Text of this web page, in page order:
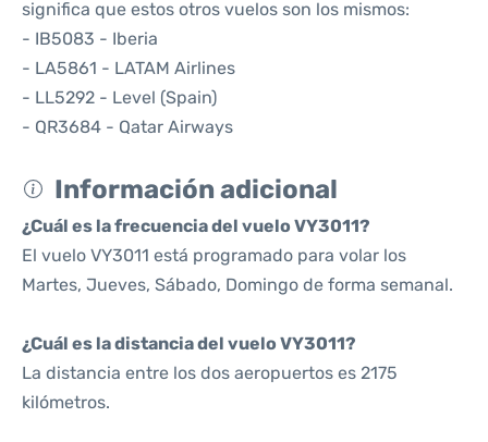
significa que estos otros vuelos son los mismos:
- IB5083 - Iberia
- LA5861 - LATAM Airlines
- LL5292 - Level (Spain)
- QR3684 - Qatar Airways
Información adicional
¿Cuál es la frecuencia del vuelo VY3011?
El vuelo VY3011 está programado para volar los
Martes, Jueves, Sábado, Domingo de forma semanal.
¿Cuál es la distancia del vuelo VY3011?
La distancia entre los dos aeropuertos es 2175
kilómetros.